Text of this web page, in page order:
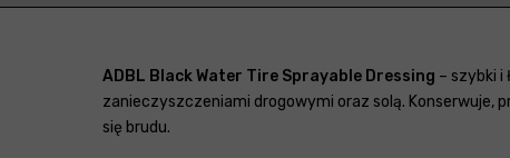
ADBL Black Water Tire Sprayable Dressing – szybki i
zanieczyszczeniami drogowymi oraz solą. Konserwuje,
się brudu.